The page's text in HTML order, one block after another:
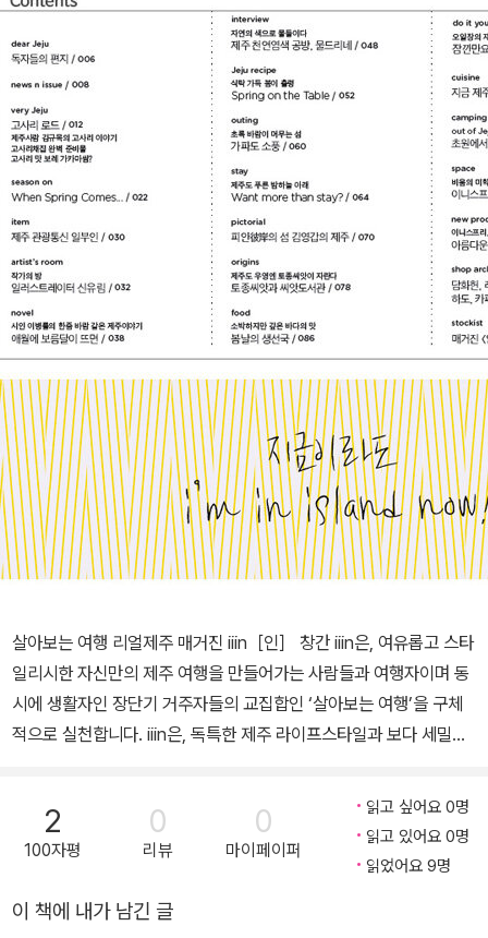
살아보는 여행 리얼제주 매거진 iiin［인］ 창간 iiin은, 여유롭고 스타
일리시한 자신만의 제주 여행을 만들어가는 사람들과 여행자이며 동
시에 생활자인 장단기 거주자들의 교집합인 ‘살아보는 여행’을 구체
적으로 실천합니다. iiin은, 독특한 제주 라이프스타일과 보다 세밀한
양한 장르의 젊은 작가들과 함께 만들어 갑니다. iiin은, 소중한 세계
자연유산인 제주와 함께 환경을 생각하는 착한 여행, 공정 여행과 친
환경적인 삶을 추구하는 기사를 생산합니다. iiin은, 2014년 각 계절
2
100자평
0
리뷰
0
마이페이퍼
읽고 싶어요 0명
읽고 있어요 0명
읽었어요 9명
이 책에 내가 남긴 글